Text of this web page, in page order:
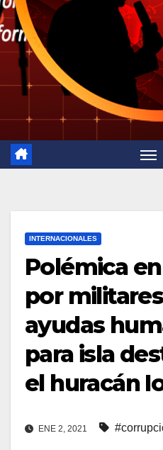
INTERNACIONALES
Polémica
por
ayudas
para isla
el huracán
ENE 2, 2021